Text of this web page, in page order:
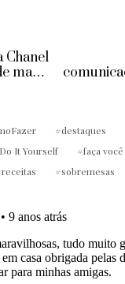
Chanel
make
destaques
Do It Yourself
faça
receitas
sobremesas